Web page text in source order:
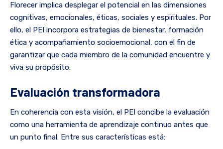
Florecer implica desplegar el potencial en las dimensiones
cognitivas, emocionales, éticas, sociales y espirituales. Por
ello, el PEI incorpora estrategias de bienestar, formación
ética y acompañamiento socioemocional, con el fin de
garantizar que cada miembro de la comunidad encuentre y
viva su propósito.
Evaluación transformadora
En coherencia con esta visión, el PEI concibe la evaluación
como una herramienta de aprendizaje continuo antes que
un punto final. Entre sus características está: